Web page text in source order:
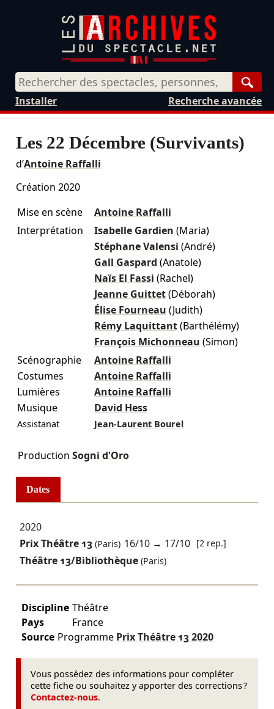
Recherche avancée
Installer
Les 22 Décembre (Survivants)
d’Antoine Raffalli
Création 2020
Mise en scène
Antoine Raffalli
Interprétation
Isabelle Gardien (Maria)
Stéphane Valensi (André)
Gall Gaspard (Anatole)
Naïs El Fassi (Rachel)
Jeanne Guittet (Déborah)
Élise Fourneau (Judith)
Rémy Laquittant (Barthélémy)
François Michonneau (Simon)
Scénographie
Antoine Raffalli
Costumes
Antoine Raffalli
Lumières
Antoine Raffalli
Musique
David Hess
Assistanat Jean-Laurent Bourel
Production Sogni d'Oro
Dates
2020
Prix Théâtre 13(Paris) 16/10 → 17/10 [2 rep.]
Théâtre 13/Bibliothèque (Paris)
Discipline Théâtre
Pays
France
Source Programme Prix Théâtre 132020
Vous possédez des informations pour compléter
cette fiche ou souhaitez y apporter des corrections ?
Contactez-nous.